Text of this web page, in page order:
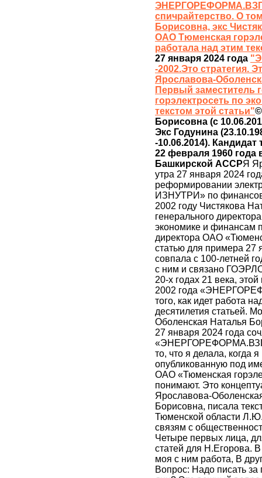
спичрайтерство. О
Борисовна, экс
ОАО Тюменская
работала над этим
27 января 2024 года
-2002.Это стратегия.
Ярославова-
Первый заместитель
горэлектросеть по
текстом этой статьи"
Борисовна (с
Экс Годунина
-10.06.2014). Кандидат
22 февраля 1960 года
Башкирской АССРЯ
утра 27 января 2024
реформировании
ИЗНУТРИ» по
2002 году Чистякова
генерального
экономике и финансам
директора ОАО
статью для примера 27
совпала с 100-летней
с ним и связано
20-х годах 21 века,
2002 года
того, как идет работа
десятилетия статьей.
Оболенская Наталья
27 января 2024 года
то, что я делала, когда
опубликованную под
ОАО «Тюменская
понимают. Это
Ярославова-
Борисовна, писала
Тюменской области
связям с
Четыре первых лица,
статей для Н.Егорова.
моя с ним работа, В
Вопрос: Надо писать